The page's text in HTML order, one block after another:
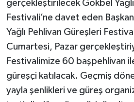
gerçekleştirilecek Gökbel
Festivali’ne davet eden
Yağlı Pehlivan Güreşleri
Cumartesi, Pazar
Festivalimize 60 başpehlivan
güreşçi katılacak. Geçmiş
yayla şenlikleri ve güreş